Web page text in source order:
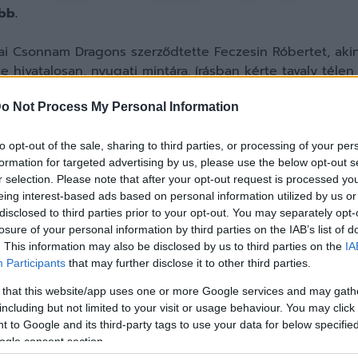
Not Process My Personal Information
opt-out of the sale, sharing to third parties, or processing of your
for targeted advertising by us, please use the below opt-out
selection. Please note that after your opt-out request is processed
interest-based ads based on personal information utilized by us
to third parties prior to your opt-out. You may separately
of your personal information by third parties on the IAB’s list of
This information may also be disclosed by us to third parties on the
Participants that may further disclose it to other third parties.
that this website/app uses one or more Google services and may
but not limited to your visit or usage behaviour. You may
to Google and its third-party tags to use your data for below
consent section.
Csonnam Dragons szerződtette Feczesin Róbertet,
hivatalosan, nyugati mintára, írásban kérte tavaly
vennék, ha hosszabbítana -, hogy engedjék el Dél-
akkor, de hamarosan a dél-koreai klubnak is jeleznie
csatár szerződése ugyanis a télen lejár, ám a van
úgy értesült, a klubvezetők eddig még nem jelezték